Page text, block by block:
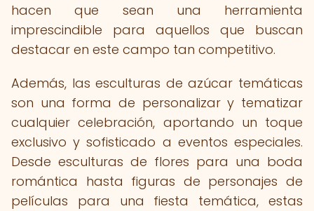
hacen que sean una herramienta
imprescindible para aquellos que buscan
destacar en este campo tan competitivo.
Además, las esculturas de azúcar temáticas
son una forma de personalizar y tematizar
cualquier celebración, aportando un toque
exclusivo y sofisticado a eventos especiales.
Desde esculturas de flores para una boda
romántica hasta figuras de personajes de
películas para una fiesta temática, estas